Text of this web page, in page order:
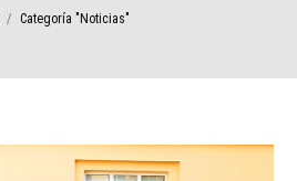
Categoría "Noticias"